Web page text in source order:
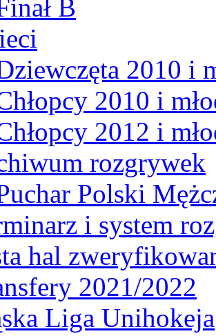
B
2010 i
2010 i
2012 i
rozgrywek
Polski
i system
hal
2021/2022
Liga Unihokeja